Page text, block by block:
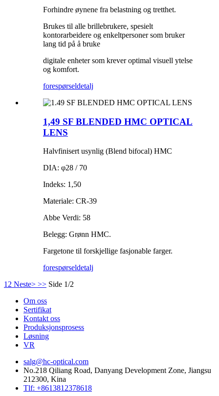
Forhindre øynene fra belastning og tretthet.
Brukes til alle brillebrukere, spesielt
kontorarbeidere og enkeltpersoner som bruker
lang tid på å bruke
digitale enheter som krever optimal visuell ytelse
og komfort.
forespørseldetalj
1,49 SF BLENDED HMC OPTICAL
LENS
Halvfinisert usynlig (Blend bifocal) HMC
DIA: φ28 / 70
Indeks: 1,50
Materiale: CR-39
Abbe Verdi: 58
Belegg: Grønn HMC.
Fargetone til forskjellige fasjonable farger.
forespørseldetalj
1 2 Neste> >> Side 1/2
Om oss
Sertifikat
Kontakt oss
Produksjonsprosess
Løsning
VR
salg@hc-optical.com
No.218 Qiliang Road, Danyang Development Zone, Jiangsu
212300, Kina
Tlf: +8613812378618